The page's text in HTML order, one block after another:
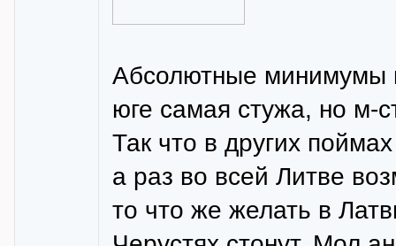
Абсолютные минимумы
юге самая стужа, но м-
Так что в других
а раз во всей Литве
то что же желать в